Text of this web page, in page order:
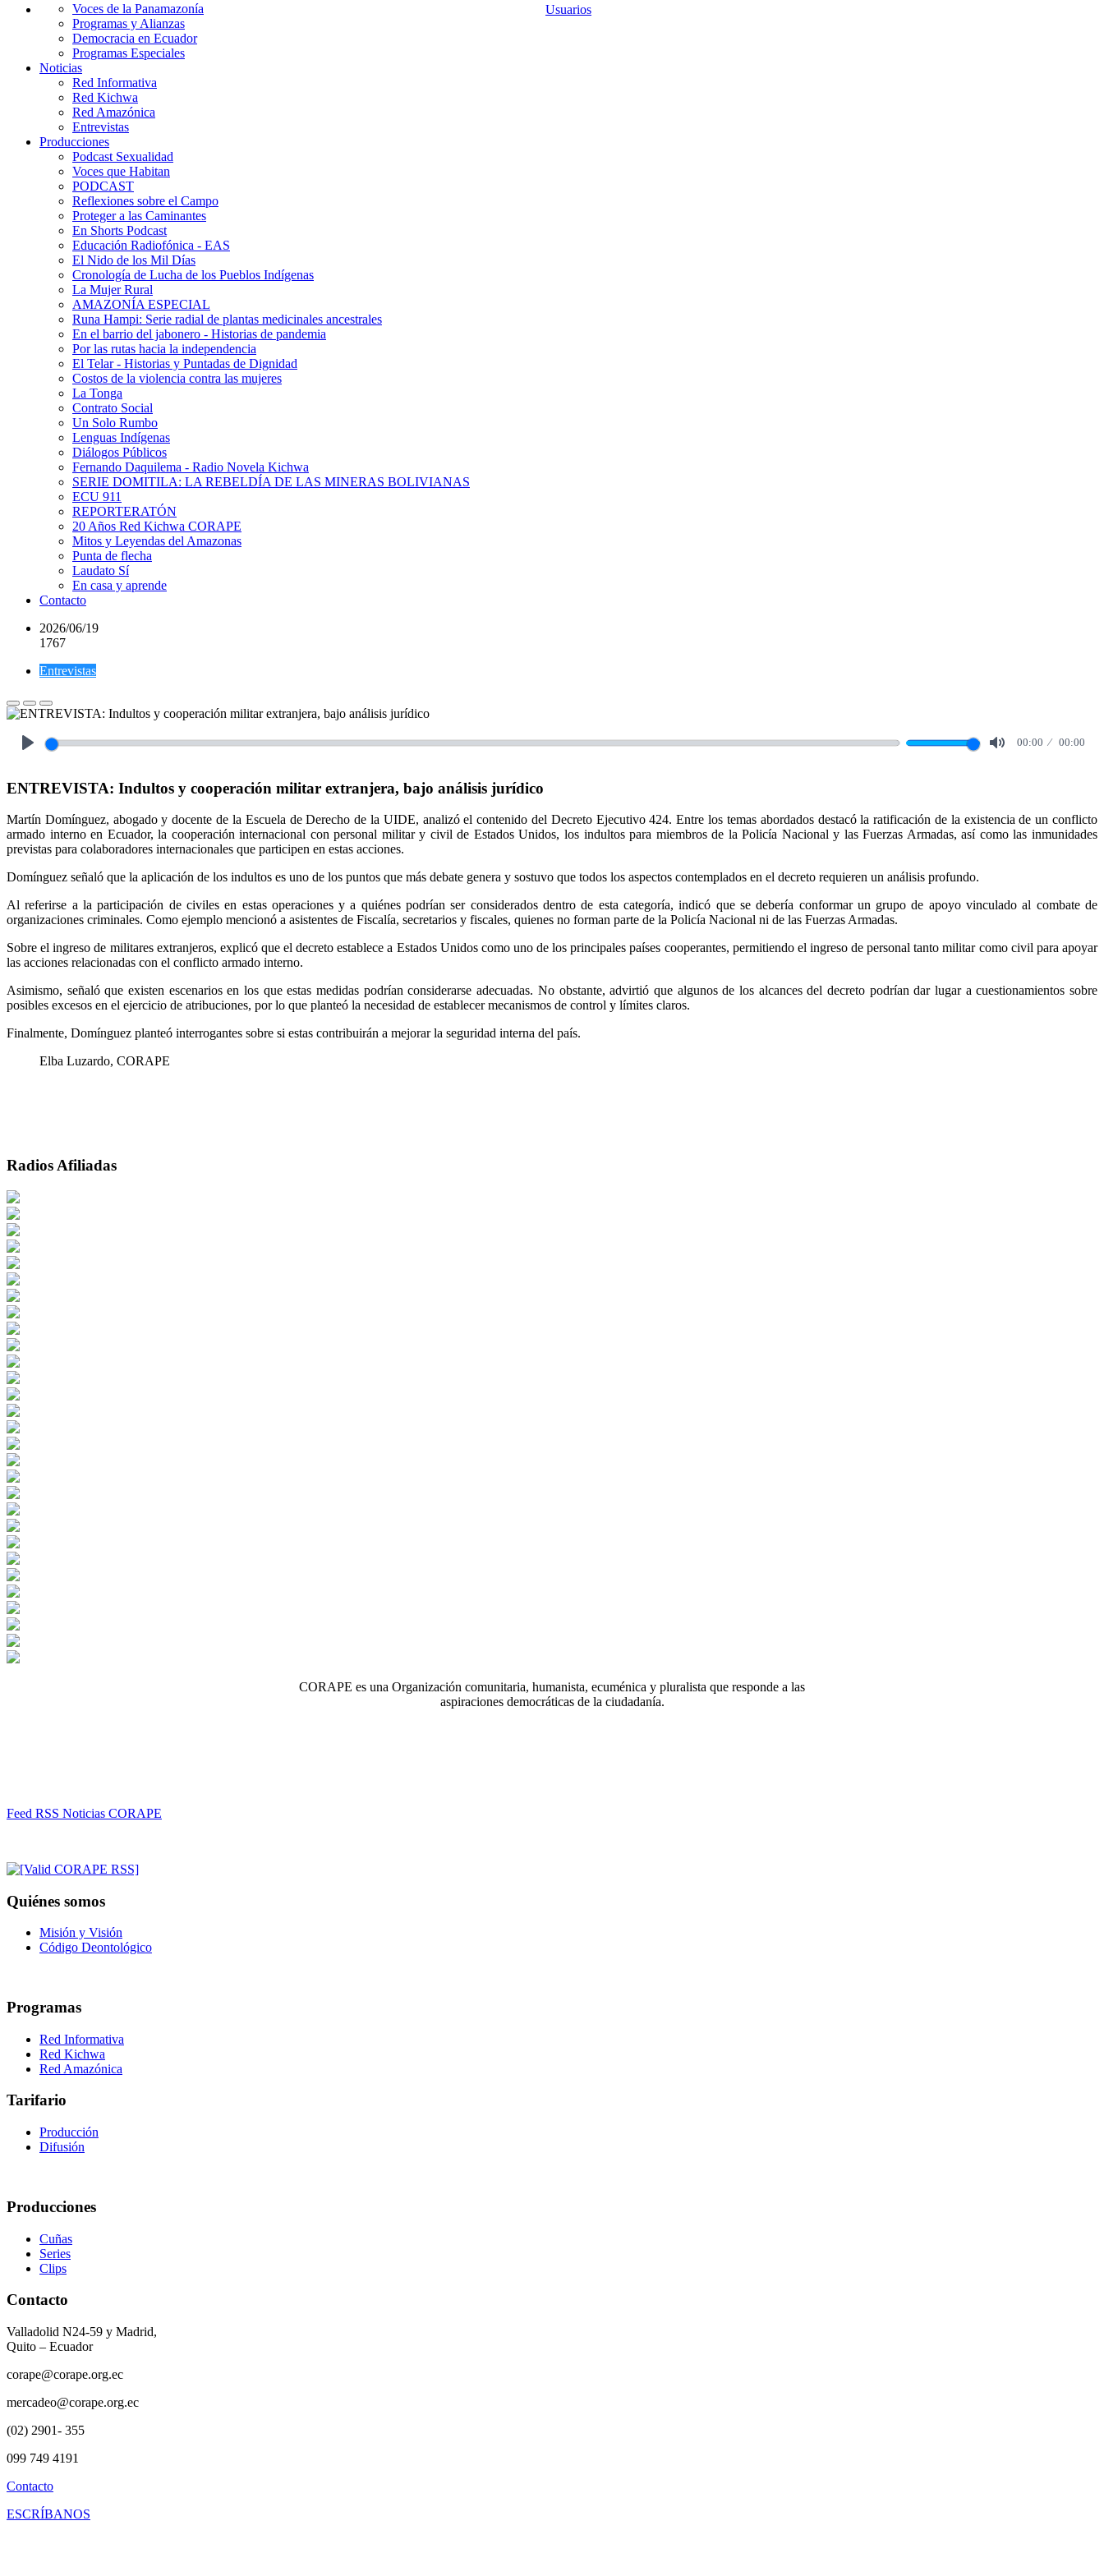
Usuarios
Voces de la Panamazonía
Programas y Alianzas
Democracia en Ecuador
Programas Especiales
Noticias
Red Informativa
Red Kichwa
Red Amazónica
Entrevistas
Producciones
Podcast Sexualidad
Voces que Habitan
PODCAST
Reflexiones sobre el Campo
Proteger a las Caminantes
En Shorts Podcast
Educación Radiofónica - EAS
El Nido de los Mil Días
Cronología de Lucha de los Pueblos Indígenas
La Mujer Rural
AMAZONÍA ESPECIAL
Runa Hampi: Serie radial de plantas medicinales ancestrales
En el barrio del jabonero - Historias de pandemia
Por las rutas hacia la independencia
El Telar - Historias y Puntadas de Dignidad
Costos de la violencia contra las mujeres
La Tonga
Contrato Social
Un Solo Rumbo
Lenguas Indígenas
Diálogos Públicos
Fernando Daquilema - Radio Novela Kichwa
SERIE DOMITILA: LA REBELDÍA DE LAS MINERAS BOLIVIANAS
ECU 911
REPORTERATÓN
20 Años Red Kichwa CORAPE
Mitos y Leyendas del Amazonas
Punta de flecha
Laudato Sí
En casa y aprende
Contacto
2026/06/19
1767
Entrevistas
00:00 00:00
ENTREVISTA: Indultos y cooperación militar extranjera, bajo análisis jurídico
Martín Domínguez, abogado y docente de la Escuela de Derecho de la UIDE, analizó el contenido del Decreto Ejecutivo 424. Entre los temas abordados destacó la ratificación de la existencia de un conflicto
armado interno en Ecuador, la cooperación internacional con personal militar y civil de Estados Unidos, los indultos para miembros de la Policía Nacional y las Fuerzas Armadas, así como las inmunidades
previstas para colaboradores internacionales que participen en estas acciones.
Domínguez señaló que la aplicación de los indultos es uno de los puntos que más debate genera y sostuvo que todos los aspectos contemplados en el decreto requieren un análisis profundo.
Al referirse a la participación de civiles en estas operaciones y a quiénes podrían ser considerados dentro de esta categoría, indicó que se debería conformar un grupo de apoyo vinculado al combate de
organizaciones criminales. Como ejemplo mencionó a asistentes de Fiscalía, secretarios y fiscales, quienes no forman parte de la Policía Nacional ni de las Fuerzas Armadas.
Sobre el ingreso de militares extranjeros, explicó que el decreto establece a Estados Unidos como uno de los principales países cooperantes, permitiendo el ingreso de personal tanto militar como civil para apoyar
las acciones relacionadas con el conflicto armado interno.
Asimismo, señaló que existen escenarios en los que estas medidas podrían considerarse adecuadas. No obstante, advirtió que algunos de los alcances del decreto podrían dar lugar a cuestionamientos sobre
posibles excesos en el ejercicio de atribuciones, por lo que planteó la necesidad de establecer mecanismos de control y límites claros.
Finalmente, Domínguez planteó interrogantes sobre si estas contribuirán a mejorar la seguridad interna del país.
Elba Luzardo, CORAPE
Radios Afiliadas
CORAPE es una Organización comunitaria, humanista, ecuménica y pluralista que responde a las
aspiraciones democráticas de la ciudadanía.
Feed RSS Noticias CORAPE
Quiénes somos
Misión y Visión
Código Deontológico
Programas
Red Informativa
Red Kichwa
Red Amazónica
Tarifario
Producción
Difusión
Producciones
Cuñas
Series
Clips
Contacto
Valladolid N24-59 y Madrid,
Quito – Ecuador
corape@corape.org.ec
mercadeo@corape.org.ec
(02) 2901- 355
099 749 4191
Contacto
ESCRÍBANOS